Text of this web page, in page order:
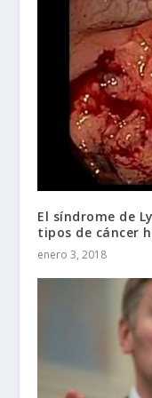
El síndrome de
tipos de cáncer
enero 3, 2018